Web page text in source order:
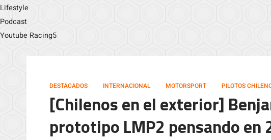
Lifestyle
Podcast
Youtube Racing5
DESTACADOS INTERNACIONAL MOTORSPORT PILOTOS
[Chilenos en el exterior]
prototipo LMP2 pensando en